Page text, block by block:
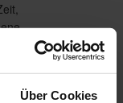
Über Cookies